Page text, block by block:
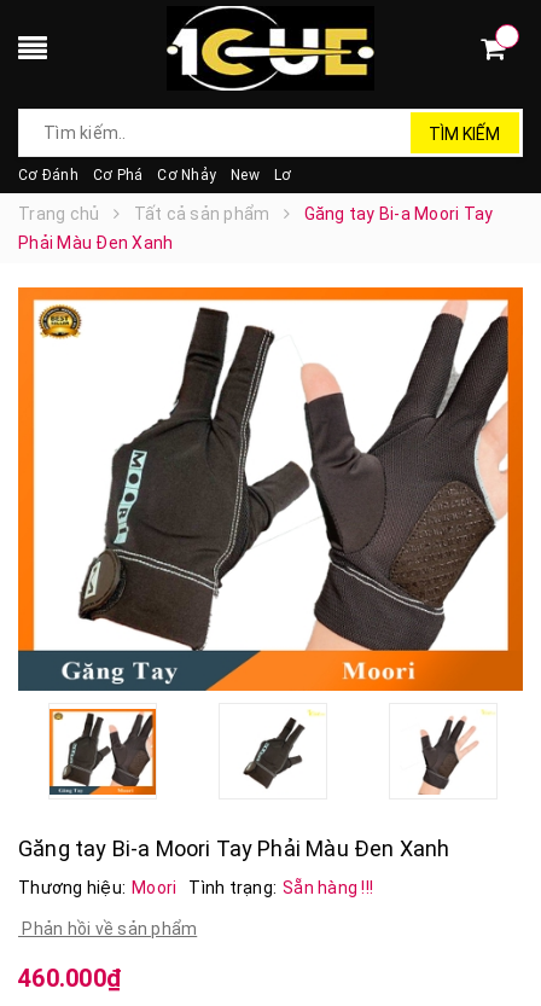
TÌM KIẾM
Cơ Đánh Cơ Phá Cơ Nhảy New Lơ
Trang chủ Tất cả sản phẩm
Găng tay Bi-a Moori Tay
Phải Màu Đen Xanh
Găng tay Bi-a Moori Tay Phải Màu Đen Xanh
Thương hiệu: Moori Tình trạng: Sẵn hàng !!!
Phản hồi về sản phẩm
460.000₫